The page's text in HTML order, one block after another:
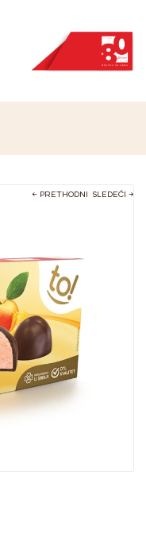
← PRETHODNI SLEDEĆI →